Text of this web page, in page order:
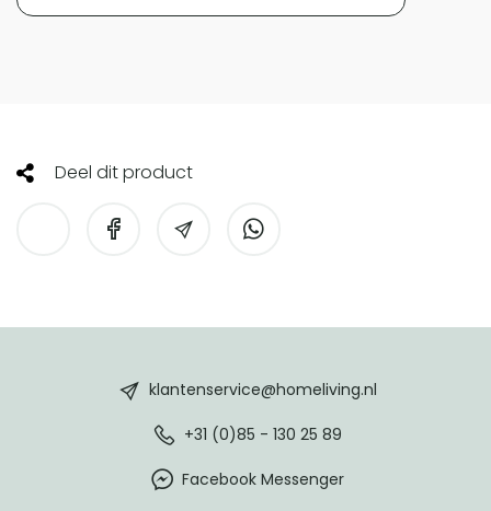
Deel dit product
klantenservice@homeliving.nl
+31 (0)85 - 130 25 89
Facebook Messenger